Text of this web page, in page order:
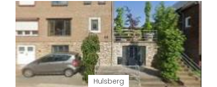
Hulsberg